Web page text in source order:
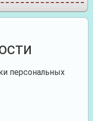
персональных